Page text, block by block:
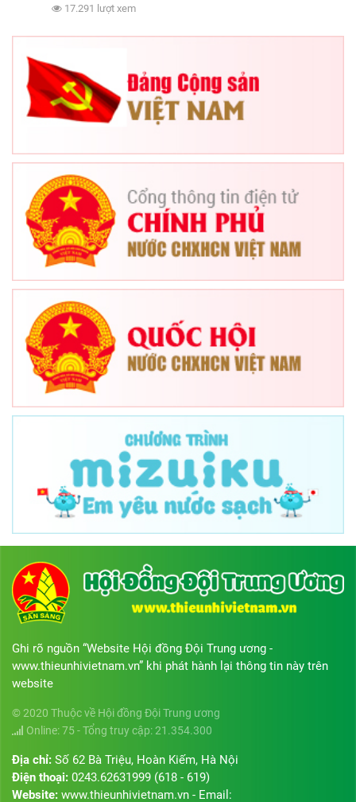
Đội"17.291 lượt xem
Ghi rõ nguồn “Website Hội đồng Đội Trung ương -
www.thieunhivietnam.vn” khi phát hành lại thông tin này trên
website
© 2020 Thuộc về Hội đồng Đội Trung ương
Online: 75 - Tổng truy cập: 21.354.300
Địa chỉ: Số 62 Bà Triệu, Hoàn Kiếm, Hà Nội
Điện thoại: 0243.62631999 (618 - 619)
Website: www.thieunhivietnam.vn - Email: